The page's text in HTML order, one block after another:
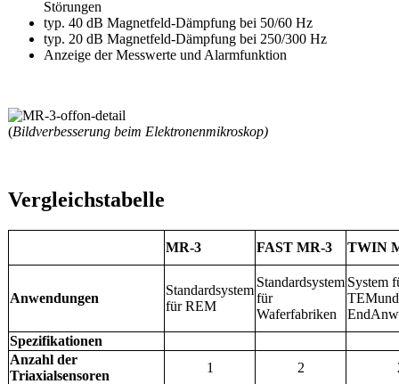
Störungen
typ. 40 dB Magnetfeld-Dämpfung bei 50/60 Hz
typ. 20 dB Magnetfeld-Dämpfung bei 250/300 Hz
Anzeige der Messwerte und Alarmfunktion
(Bildverbesserung beim Elektronenmikroskop)
Vergleichstabelle
MR-3 FAST MR-3 TWIN
Anwendungen
Standardsystem
für REM
Standardsystem
für
Waferfabriken
System
Spezifikationen
Anzahl der
Triaxialsensoren
1 2